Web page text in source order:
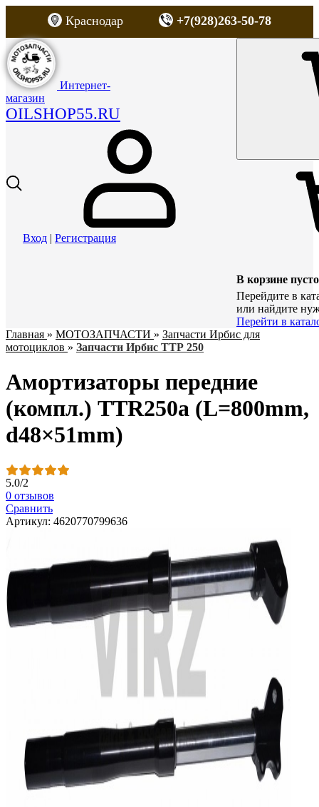
Краснодар +7(928)263-50-78
Интернет-
магазин
OILSHOP55.RU
Вход | Регистрация
В корзине пусто
Перейдите в
или найдите
Перейти в
Главная » МОТОЗАПЧАСТИ » Запчасти Ирбис для
мотоциклов » Запчасти Ирбис ТТР 250
Амортизаторы передние
(компл.) TTR250a (L=800mm,
d48×51mm)
5.0/2
0 отзывов
Сравнить
Артикул: 4620770799636